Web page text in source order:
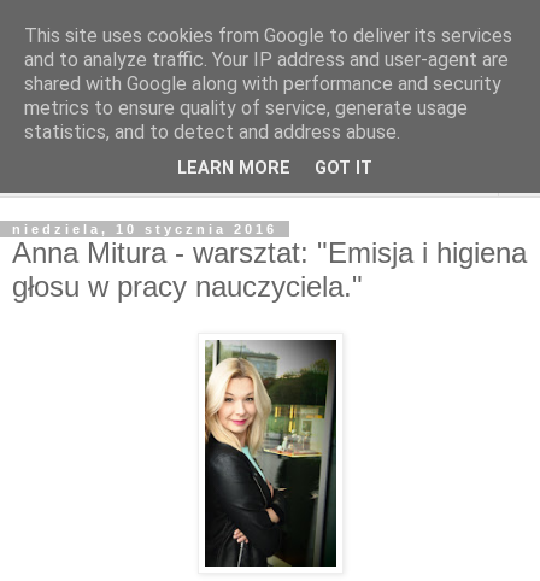
niedziela, 10 stycznia 2016
Anna Mitura - warsztat: "Emisja i higiena
głosu w pracy nauczyciela."
This site uses cookies from Google to deliver its services
and to analyze traffic. Your IP address and user-agent are
shared with Google along with performance and security
metrics to ensure quality of service, generate usage
statistics, and to detect and address abuse.
LEARN MORE GOT IT